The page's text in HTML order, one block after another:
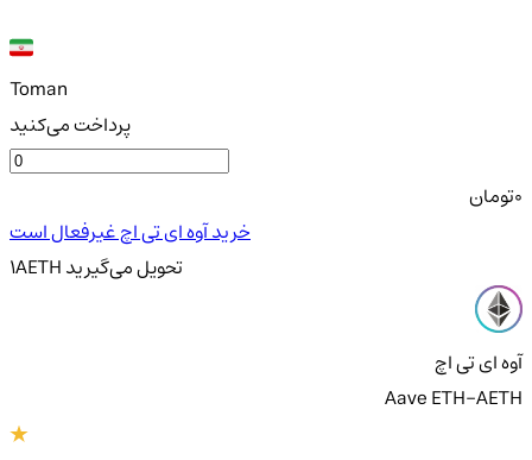
Toman
پرداخت می‌کنید
تومان
خرید آوه ای تی اچ غیرفعال است
1AETH تحویلمی‌گیرید
آوه ای تی اچ
Aave ETH-AETH